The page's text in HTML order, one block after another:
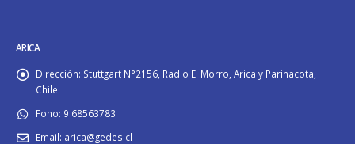
ARICA
Dirección: Stuttgart N°2156, Radio El Morro, Arica y Parinacota,
Chile.
Fono: 9 68563783
Email: arica@gedes.cl